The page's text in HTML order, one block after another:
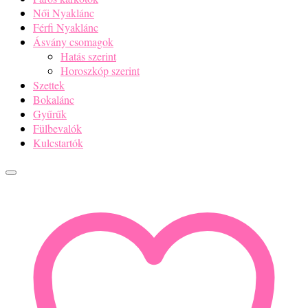
Női Nyaklánc
Férfi Nyaklánc
Ásvány csomagok
Hatás szerint
Horoszkóp szerint
Szettek
Bokalánc
Gyűrűk
Fülbevalók
Kulcstartók